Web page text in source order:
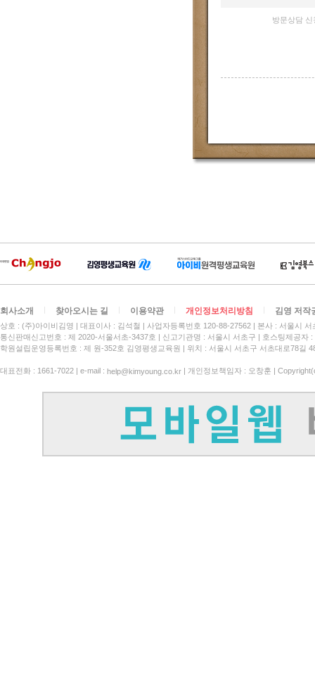
방문상담
회사소개 찾아오시는 길 이용약관 개인정보처리방침 김영 저작
상호 : (주)아이비김영 대표이사 : 김석철 사업자등록번호 120-88-27562
본사 : 서울시
통신판매신고번호 : 제 2020-서울서초-3437호
신고기관명 : 서울시 서초구
호스팅제공자
학원설립운영등록번호 : 제 원-352호 김영평생교육원 | 위치 : 서울시 서초구 서초대로78길
대표전화 : 1661-7022 | e-mail : help@kimyoung.co.kr | 개인정보책임자 : 오창훈 |